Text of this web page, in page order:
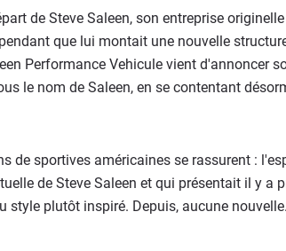
de Steve Saleen, son entreprise
que lui montait une nouvelle
Performance Vehicule vient d'annoncer
le nom de Saleen, en se contentant
de sportives américaines se rassurent :
de Steve Saleen et qui présentait il y a
style plutôt inspiré. Depuis, aucune